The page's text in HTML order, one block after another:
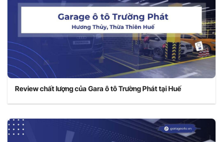
Review chất lượng của Gara ô tô Trường Phát tại Huế